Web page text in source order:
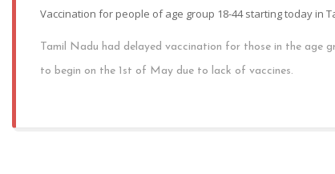
Vaccination for people of age group 18-44 starting today in
Tamil Nadu had delayed vaccination for those in the age
to begin on the 1st of May due to lack of vaccines.